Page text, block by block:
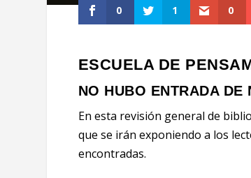
0 1 0
ESCUELA DE
NO HUBO ENTRADA DE
En esta revisión general de
que se irán exponiendo a los
encontradas.